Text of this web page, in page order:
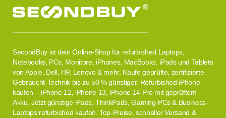
SecondBuy ist dein Online-Shop für refurbished Laptops,
Notebooks, PCs, Monitore, iPhones, MacBooks, iPads und Tablets
von Apple, Dell, HP, Lenovo & mehr. Kaufe geprüfte, zertifizierte
Gebraucht-Technik bis zu 50 % günstiger. Refurbished iPhone
kaufen – iPhone 12, iPhone 13, iPhone 14 Pro mit geprüftem
Akku. Jetzt günstige iPads, ThinkPads, Gaming-PCs & Business-
Laptops refurbished kaufen. Top-Preise, schneller Versand &